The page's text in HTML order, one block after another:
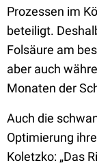
Prozessen im
beteiligt.
Folsäure am
aber auch
Monaten der
Auch die
Optimierung
Koletzko: „Das